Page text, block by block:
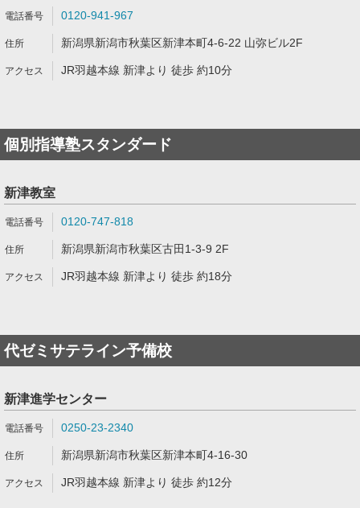
0120-941-967
新潟県新潟市秋葉区新津本町4-6-22 山弥ビル2F
JR羽越本線 新津より 徒歩 約10分
個別指導塾スタンダード
新津教室
0120-747-818
新潟県新潟市秋葉区古田1-3-9 2F
JR羽越本線 新津より 徒歩 約18分
代ゼミサテライン予備校
新津進学センター
0250-23-2340
新潟県新潟市秋葉区新津本町4-16-30
JR羽越本線 新津より 徒歩 約12分